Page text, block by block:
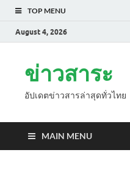
TOP MENU
August 4, 2026
ข่าวสาระ
อัปเดตข่าวสารล่าสุดทั่วไทย
MAIN MENU